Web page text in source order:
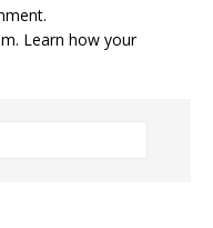
Learn how your